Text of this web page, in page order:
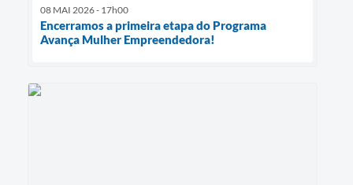
08 MAI 2026 - 17h00
Encerramos a primeira etapa do Programa
Avança Mulher Empreendedora!